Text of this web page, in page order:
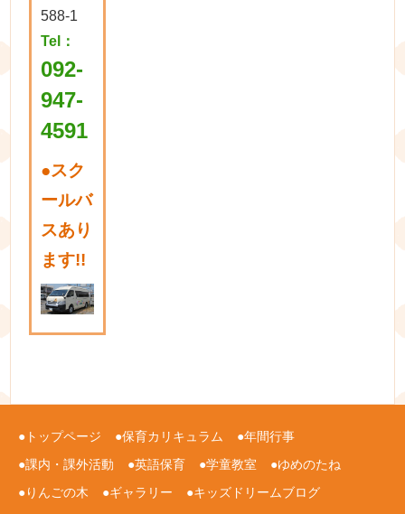
588-1
Tel：
092-
947-
4591
●スク
ールバ
スあり
ます!!
トップページ 保育カリキュラム
年間行事
課内・課外活動
英語保育 学童教室
ゆめのたね
りんごの木
ギャラリー キッズドリームブログ